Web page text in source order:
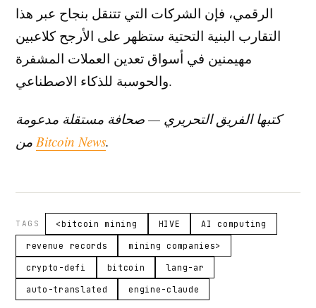
الرقمي، فإن الشركات التي تتنقل بنجاح عبر هذا
التقارب البنية التحتية ستظهر على الأرجح كلاعبين
مهيمنين في أسواق تعدين العملات المشفرة
والحوسبة للذكاء الاصطناعي.
كتبها الفريق التحريري — صحافة مستقلة مدعومة
Bitcoin News.
TAGS <bitcoin mining HIVE AI computing
revenue records mining companies>
crypto-defi bitcoin lang-ar
auto-translated engine-claude